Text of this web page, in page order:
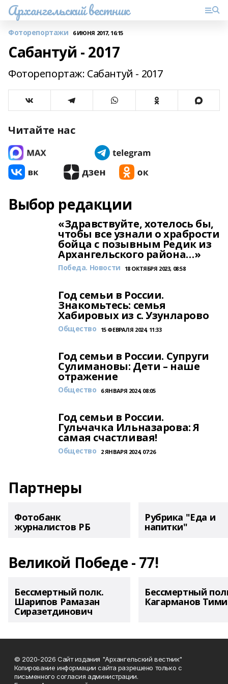
Архангельский вестник
Фоторепортажи 6 ИЮНЯ 2017, 16:15
Сабантуй - 2017
Фоторепортаж: Сабантуй - 2017
Читайте нас
Выбор редакции
«Здравствуйте, хотелось бы,
чтобы все узнали о храбрости
бойца с позывным Редик из
Архангельского района…»
Победа. Новости 18 ОКТЯБРЯ 2023, 08:58
Год семьи в России.
Знакомьтесь: семья
Хабировых из с. Узунларово
Общество 15 ФЕВРАЛЯ 2024, 11:33
Год семьи в России. Супруги
Сулимановы: Дети – наше
отражение
Общество 6 ЯНВАРЯ 2024, 08:05
Год семьи в России.
Гульчачка Ильназарова: Я
самая счастливая!
Общество 2 ЯНВАРЯ 2024, 07:26
Партнеры
Фотобанк
журналистов РБ
Рубрика "Еда и
напитки"
Великой Победе - 77!
Бессмертный полк.
Шарипов Рамазан
Сиразетдинович
Бессмертный
Кагарманов
© 2020-2026 Сайт издания "Архангельский вестник"
Копирование информации сайта разрешено только с
письменного согласия администрации.